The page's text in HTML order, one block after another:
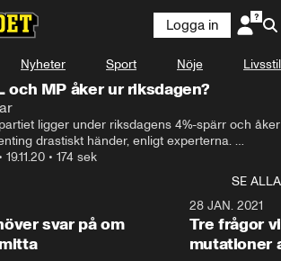
Logga in
Nyheter Sport Nöje Livsstil
och MP åker ur riksdagen?
ligger under riksdagens 4%-spärr och åker
drastiskt händer, enligt experterna.
stryk hela tiden”, säger Lena Mellin.
• 19.11.20 • 174 sek
SE ALLA
svar på om
28 JAN. 2021
Tre frågor
mutationer